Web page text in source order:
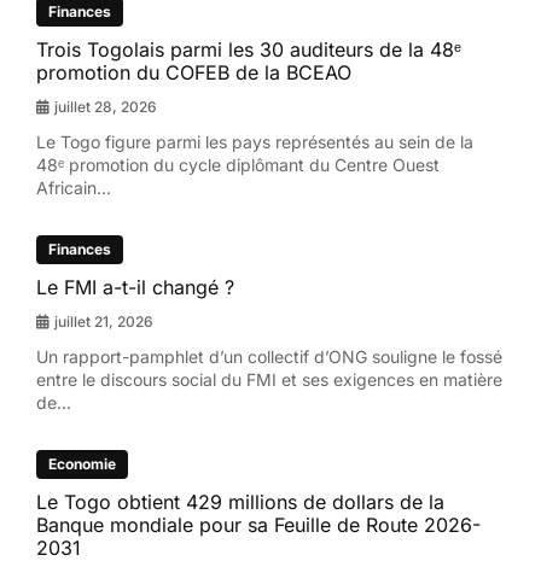
Finances
Trois Togolais parmi les 30 auditeurs de la 48ᵉ
promotion du COFEB de la BCEAO
juillet 28, 2026
Le Togo figure parmi les pays représentés au sein de la
48ᵉ promotion du cycle diplômant du Centre Ouest
Africain...
Finances
Le FMI a-t-il changé ?
juillet 21, 2026
Un rapport-pamphlet d’un collectif d’ONG souligne le fossé
entre le discours social du FMI et ses exigences en matière
de...
Economie
Le Togo obtient 429 millions de dollars de la
Banque mondiale pour sa Feuille de Route 2026-
2031